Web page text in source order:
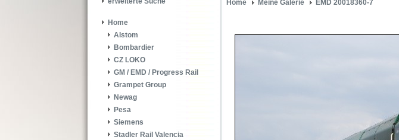
Home
Alstom
Bombardier
CZ LOKO
GM / EMD / Progress Rail
Grampet Group
Newag
Pesa
Siemens
Stadler Rail Valencia
Home Meine Galerie EMD 20018360-7